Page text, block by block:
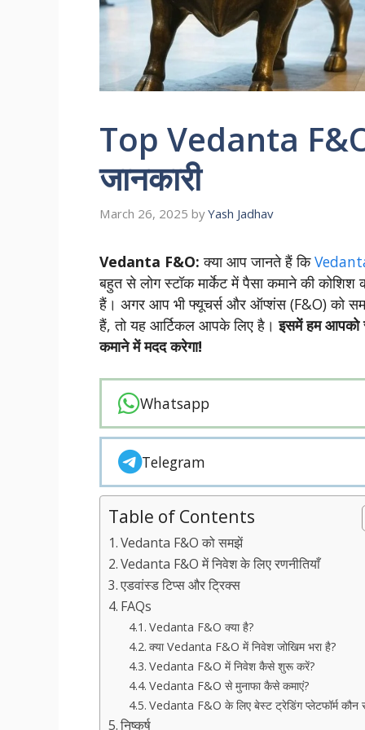
Top Vedanta
जानकारी
March 26, 2025 byYash Jadhav
Vedanta F&O:क्या आप जानते हैं कि
बहुत से लोग स्टॉक मार्केट में पैसा कमाने की
हैं। अगर आप भी फ्यूचर्स और ऑप्शंस (F&O) को
हैं, तो यह आर्टिकल आपके लिए है।इसमें हम आपको
कमाने में मदद करेगा!
Whatsapp
Telegram
Table of Contents
Vedanta F&O को समझें
Vedanta F&O में निवेश के लिए रणनीतियाँ
एडवांस्ड टिप्स और ट्रिक्स
FAQs
Vedanta F&O क्या है?
क्या Vedanta F&O में निवेश जोखिम भरा है?
Vedanta F&O में निवेश कैसे शुरू करें?
Vedanta F&O से मुनाफा कैसे कमाएं?
Vedanta F&O के लिए बेस्ट ट्रेडिंग प्लेटफॉर्म कौन
निष्कर्ष